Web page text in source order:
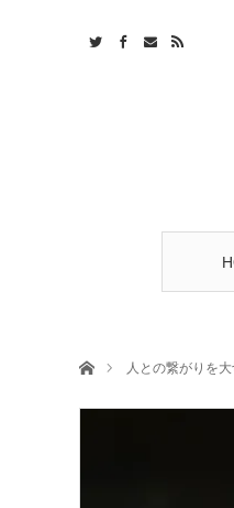
ホーム人との繋がりを